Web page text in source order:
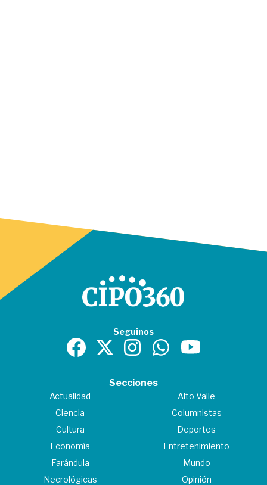
Seguinos
Secciones
Actualidad
Alto Valle
Ciencia
Columnistas
Cultura
Deportes
Economía
Entretenimiento
Farándula
Mundo
Necrológicas
Opinión